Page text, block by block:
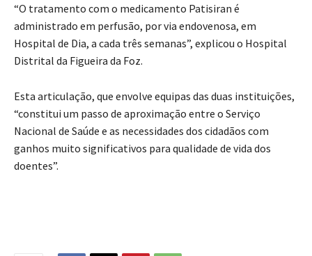
“O tratamento com o medicamento Patisiran é
administrado em perfusão, por via endovenosa, em
Hospital de Dia, a cada três semanas”, explicou o Hospital
Distrital da Figueira da Foz.
Esta articulação, que envolve equipas das duas instituições,
“constitui um passo de aproximação entre o Serviço
Nacional de Saúde e as necessidades dos cidadãos com
ganhos muito significativos para qualidade de vida dos
doentes”.